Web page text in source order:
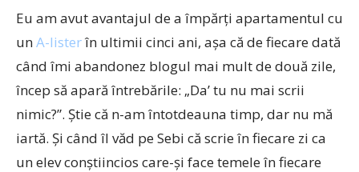
Eu am avut avantajul de a împărţi apartamentul cu
unA-listerîn ultimii cinci ani, aşa că de fiecare dată
când îmi abandonez blogul mai mult de două zile,
încep să apară întrebările: „Da’ tu nu mai scrii
nimic?”. Ştie că n-am întotdeauna timp, dar nu mă
iartă. Şi când îl văd pe Sebi că scrie în fiecare zi ca
un elev conştiincios care-şi face temele în fiecare